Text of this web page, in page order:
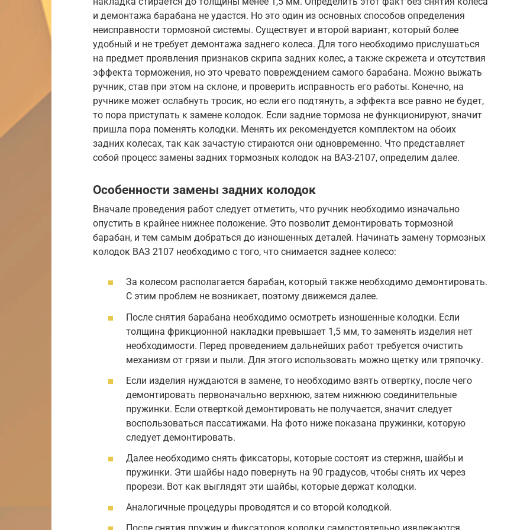
и демонтажа барабана не удастся. Но это один из основных способов определения
неисправности тормозной системы. Существует и второй вариант, который более
удобный и не требует демонтажа заднего колеса. Для того необходимо прислушаться
на предмет проявления признаков скрипа задних колес, а также скрежета и отсутствия
эффекта торможения, но это чревато повреждением самого барабана. Можно выжать
ручник, став при этом на склоне, и проверить исправность его работы. Конечно, на
ручнике может ослабнуть тросик, но если его подтянуть, а эффекта все равно не будет,
то пора приступать к замене колодок. Если задние тормоза не функционируют, значит
пришла пора поменять колодки. Менять их рекомендуется комплектом на обоих
задних колесах, так как зачастую стираются они одновременно. Что представляет
собой процесс замены задних тормозных колодок на ВАЗ-2107, определим далее.
Особенности замены задних колодок
Вначале проведения работ следует отметить, что ручник необходимо изначально
опустить в крайнее нижнее положение. Это позволит демонтировать тормозной
барабан, и тем самым добраться до изношенных деталей. Начинать замену тормозных
колодок ВАЗ 2107 необходимо с того, что снимается заднее колесо:
За колесом располагается барабан, который также необходимо демонтировать.
С этим проблем не возникает, поэтому движемся далее.
После снятия барабана необходимо осмотреть изношенные колодки. Если
толщина фрикционной накладки превышает 1,5 мм, то заменять изделия нет
необходимости. Перед проведением дальнейших работ требуется очистить
механизм от грязи и пыли. Для этого использовать можно щетку или тряпочку.
Если изделия нуждаются в замене, то необходимо взять отвертку, после чего
демонтировать первоначально верхнюю, затем нижнюю соединительные
пружинки. Если отверткой демонтировать не получается, значит следует
воспользоваться пассатижами. На фото ниже показана пружинки, которую
следует демонтировать.
Далее необходимо снять фиксаторы, которые состоят из стержня, шайбы и
пружинки. Эти шайбы надо повернуть на 90 градусов, чтобы снять их через
прорези. Вот как выглядят эти шайбы, которые держат колодки.
Аналогичные процедуры проводятся и со второй колодкой.